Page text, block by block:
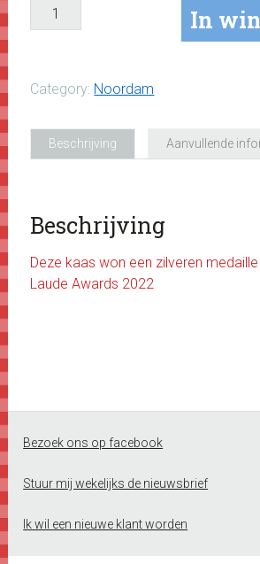
In
Category: Noordam
Beschrijving Aanvullende
Beschrijving
Deze kaas won een zilveren
Laude Awards 2022
Footer
Bezoek ons op facebook
Stuur mij wekelijks de nieuwsbrief
Ik wil een nieuwe klant worden